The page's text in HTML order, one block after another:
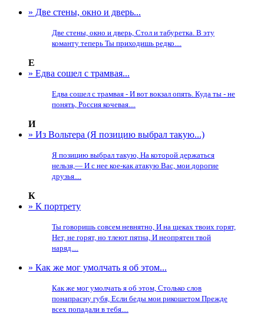
» Две стены, окно и дверь...
Две стены, окно и дверь, Стол и табуретка. В эту
команту теперь Ты приходишь редко....
Е
» Едва сошел с трамвая...
Едва сошел с трамвая - И вот вокзал опять. Куда ты - не
понять, Россия кочевая....
И
» Из Вольтера (Я позицию выбрал такую...)
Я позицию выбрал такую, На которой держаться
нельзя,— И с нее кое-как атакую Вас, мои дорогие
друзья....
К
» К портрету
Ты говоришь совсем невнятно, И на щеках твоих горят,
Нет, не горят, но тлеют пятна, И неопрятен твой
наряд....
» Как же мог умолчать я об этом...
Как же мог умолчать я об этом, Столько слов
понапрасну губя, Если беды мои рикошетом Прежде
всех попадали в тебя....